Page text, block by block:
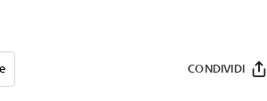
CONDIVIDI